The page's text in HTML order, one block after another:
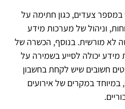
במספר צעדים, כגון חתימה על
וניהול של מערכות מידע
לא מורשית. בנוסף, הכשרה של
מידע יכולה לסייע בשמירה על
חשובים שיש לקחת בחשבון
במיוחד במקרים של אירועים